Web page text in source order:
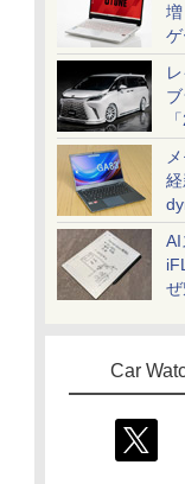
ゲ
AI
Car